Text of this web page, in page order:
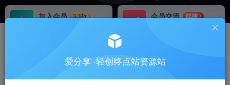
加入会员
3.3折
会员交流
群聊
推广返佣高达70%
24小时自动赚钱
爱分享 ·轻创终点站资源站